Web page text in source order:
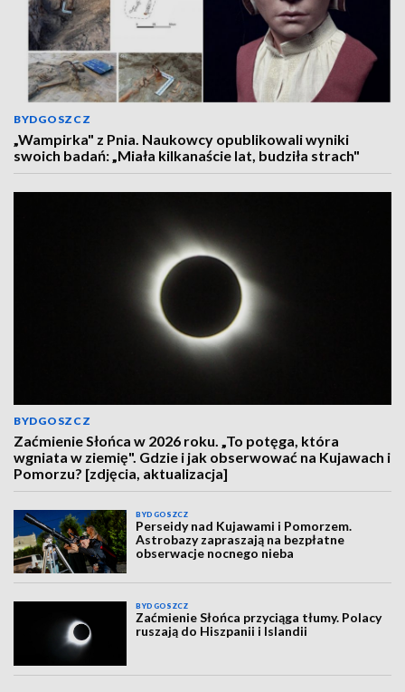
BYDGOSZCZ
„Wampirka" z Pnia. Naukowcy opublikowali wyniki
swoich badań: „Miała kilkanaście lat, budziła strach"
BYDGOSZCZ
Zaćmienie Słońca w 2026 roku. „To potęga, która
wgniata w ziemię". Gdzie i jak obserwować na Kujawach i
Pomorzu? [zdjęcia, aktualizacja]
BYDGOSZCZ
Perseidy nad Kujawami i Pomorzem.
Astrobazy zapraszają na bezpłatne
obserwacje nocnego nieba
BYDGOSZCZ
Zaćmienie Słońca przyciąga tłumy. Polacy
ruszają do Hiszpanii i Islandii